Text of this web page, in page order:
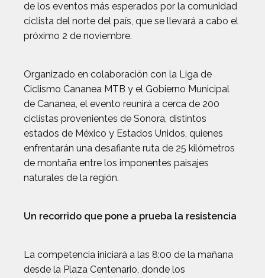
de los eventos más esperados por la comunidad
ciclista del norte del país, que se llevará a cabo el
próximo 2 de noviembre.
Organizado en colaboración con la Liga de
Ciclismo Cananea MTB y el Gobierno Municipal
de Cananea, el evento reunirá a cerca de 200
ciclistas provenientes de Sonora, distintos
estados de México y Estados Unidos, quienes
enfrentarán una desafiante ruta de 25 kilómetros
de montaña entre los imponentes paisajes
naturales de la región.
Un recorrido que pone a prueba la resistencia
La competencia iniciará a las 8:00 de la mañana
desde la Plaza Centenario, donde los